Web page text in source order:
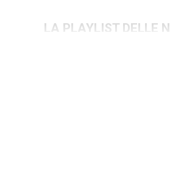
LA PLAYLIST DELLE